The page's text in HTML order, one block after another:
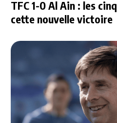
TFC 1-0 Al Ain : les
cette nouvelle victoire